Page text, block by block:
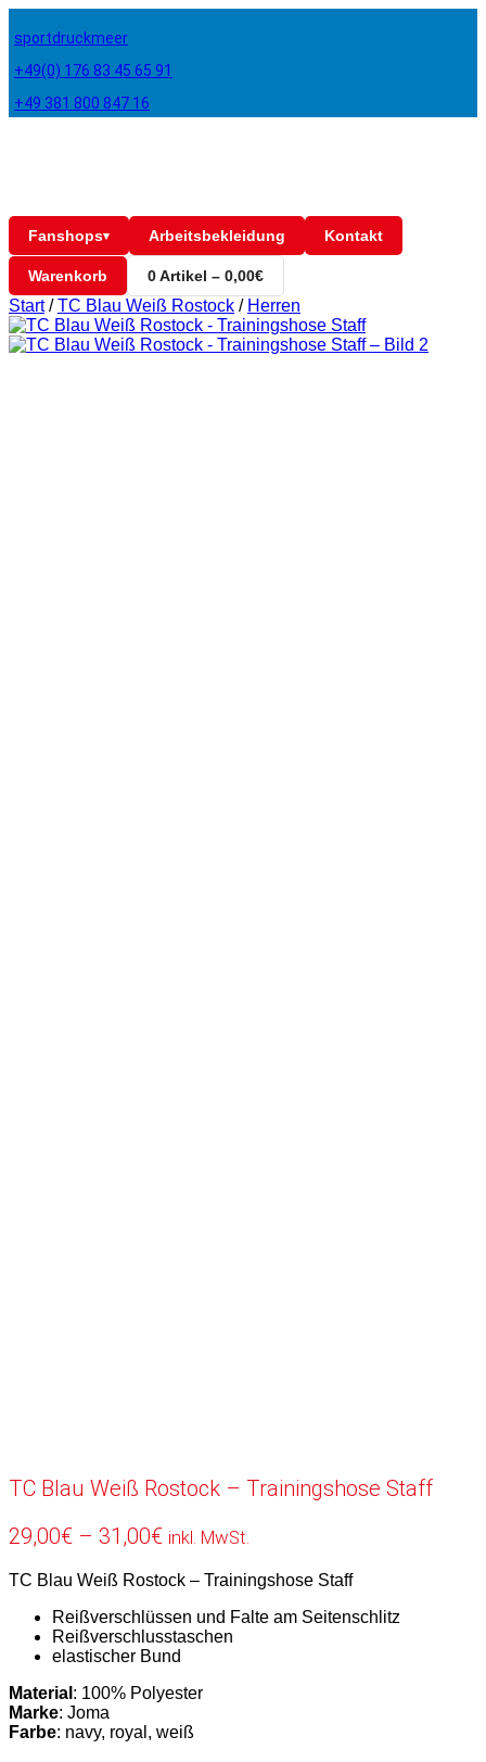
sportdruckmeer
+49(0) 176 83 45 65 91
+49 381 800 847 16
Fanshops▾ Arbeitsbekleidung Kontakt
Warenkorb 0 Artikel – 0,00€
Start / TC Blau Weiß Rostock / Herren
TC Blau Weiß Rostock – Trainingshose Staff
29,00€ – 31,00€Preisspanne:
bis
31,00€
inkl. MwSt.
TC Blau Weiß Rostock – Trainingshose Staff
Reißverschlüssen und Falte am Seitenschlitz
Reißverschlusstaschen
elastischer Bund
Material : 100% Polyester
Marke: Joma
Farbe: navy, royal, weiß